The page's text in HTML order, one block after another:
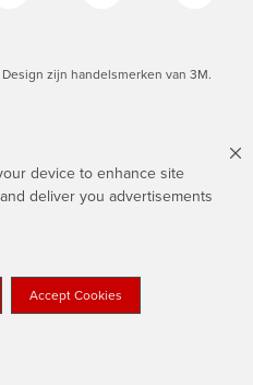
device to enhance site
deliver you advertisements
Accept Cookies
zijn handelsmerken van 3M.